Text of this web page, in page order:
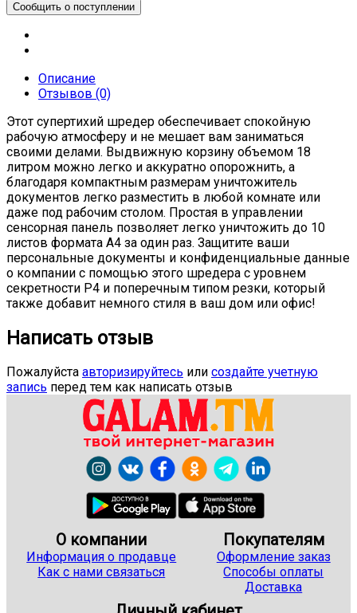
Описание
Отзывов (0)
Этот супертихий шредер обеспечивает спокойную
рабочую атмосферу и не мешает вам заниматься
своими делами. Выдвижную корзину объемом 18
литром можно легко и аккуратно опорожнить, а
благодаря компактным размерам уничтожитель
документов легко разместить в любой комнате или
даже под рабочим столом. Простая в управлении
сенсорная панель позволяет легко уничтожить до 10
листов формата A4 за один раз. Защитите ваши
персональные документы и конфиденциальные данные
о компании с помощью этого шредера с уровнем
секретности P4 и поперечным типом резки, который
также добавит немного стиля в ваш дом или офис!
Написать отзыв
Пожалуйста авторизируйтесь или создайте учетную
запись перед тем как написать отзыв
О компании
Информация о продавце
Как с нами связаться
Покупателям
Оформление заказ
Способы оплаты
Доставка